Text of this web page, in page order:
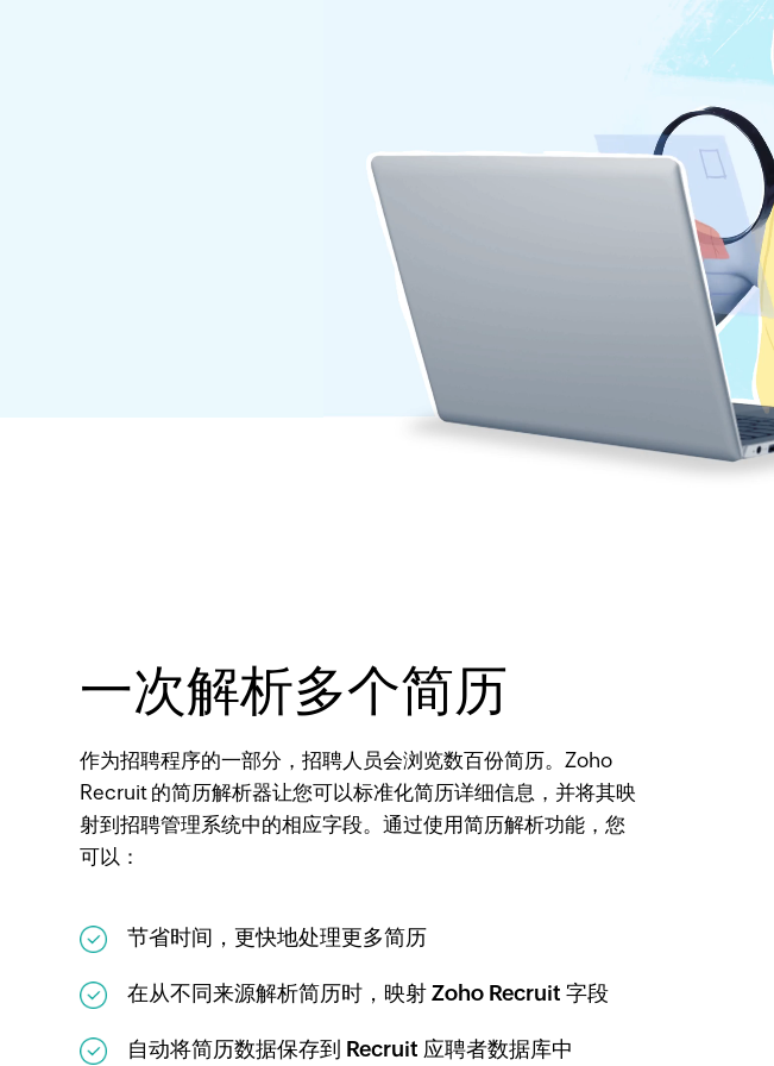
一次解析多个简历
作为招聘程序的一部分，招聘人员会浏览数百份简历。Zoho
Recruit 的简历解析器让您可以标准化简历详细信息，并将其映
射到招聘管理系统中的相应字段。通过使用简历解析功能，您
可以：
节省时间，更快地处理更多简历
在从不同来源解析简历时，映射 Zoho Recruit 字段
自动将简历数据保存到 Recruit 应聘者数据库中